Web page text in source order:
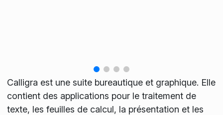
Calligra est une suite bureautique et graphique. Elle
contient des applications pour le traitement de
texte, les feuilles de calcul, la présentation et les